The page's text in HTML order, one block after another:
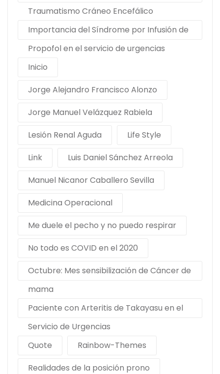
Traumatismo Cráneo Encefálico
Importancia del Síndrome por Infusión de
Propofol en el servicio de urgencias
Inicio
Jorge Alejandro Francisco Alonzo
Jorge Manuel Velázquez Rabiela
Lesión Renal Aguda
Life Style
Link
Luis Daniel Sánchez Arreola
Manuel Nicanor Caballero Sevilla
Medicina Operacional
Me duele el pecho y no puedo respirar
No todo es COVID en el 2020
Octubre: Mes sensibilización de Cáncer de
mama
Paciente con Arteritis de Takayasu en el
Servicio de Urgencias
Quote
Rainbow-Themes
Realidades de la posición prono